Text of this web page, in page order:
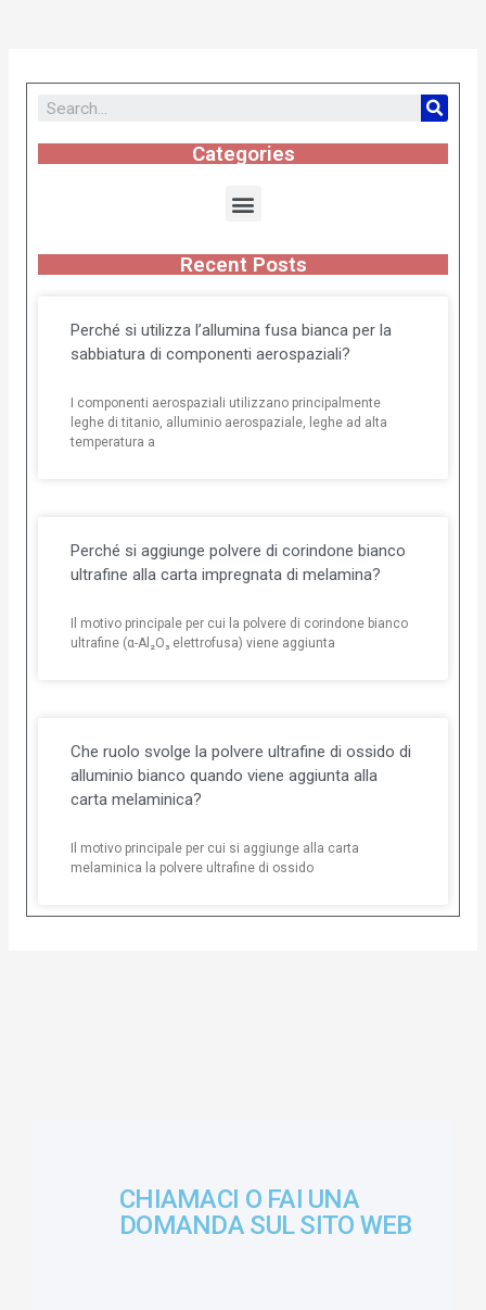
Categories
Recent Posts
Perché si utilizza l’allumina fusa bianca per la
sabbiatura di componenti aerospaziali?
I componenti aerospaziali utilizzano principalmente
leghe di titanio, alluminio aerospaziale, leghe ad alta
temperatura a
Perché si aggiunge polvere di corindone bianco
ultrafine alla carta impregnata di melamina?
Il motivo principale per cui la polvere di corindone bianco
ultrafine (α-Al₂O₃ elettrofusa) viene aggiunta
Che ruolo svolge la polvere ultrafine di ossido di
alluminio bianco quando viene aggiunta alla
carta melaminica?
Il motivo principale per cui si aggiunge alla carta
melaminica la polvere ultrafine di ossido
CHIAMACI O FAI UNA
DOMANDA SUL SITO WEB